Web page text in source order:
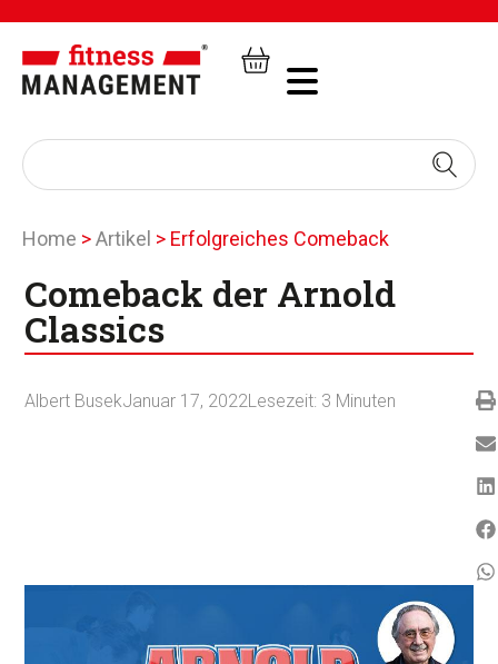
Home >Artikel > Erfolgreiches Comeback
Comeback der Arnold
Classics
Albert BusekJanuar 17, 2022Lesezeit: 3 Minuten